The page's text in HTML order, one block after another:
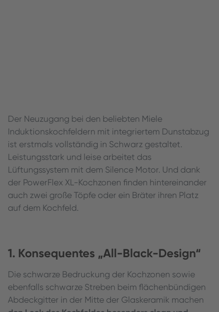
Der Neuzugang bei den beliebten Miele
Induktionskochfeldern mit integriertem Dunstabzug
ist erstmals vollständig in Schwarz gestaltet.
Leistungsstark und leise arbeitet das
Lüftungssystem mit dem Silence Motor. Und dank
der PowerFlex XL-Kochzonen finden hintereinander
auch zwei große Töpfe oder ein Bräter ihren Platz
auf dem Kochfeld.
1. Konsequentes „All-Black-Design“
Die schwarze Bedruckung der Kochzonen sowie
ebenfalls schwarze Streben beim flächenbündigen
Abdeckgitter in der Mitte der Glaskeramik machen